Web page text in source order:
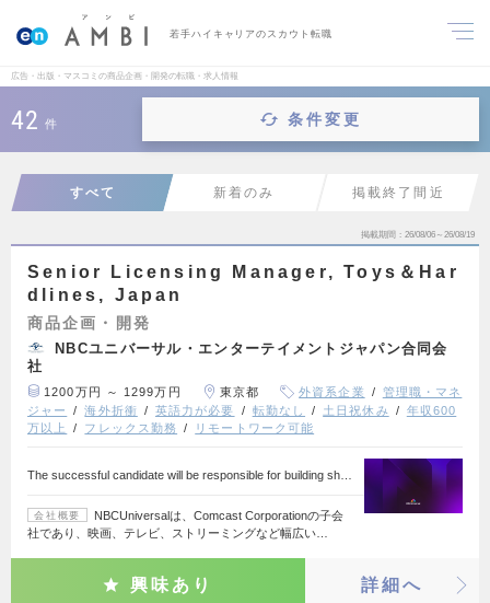
若手ハイキャリアのスカウト転職
広告・出版・マスコミの商品企画・開発の転職・求人情報
42 件 条件変更
すべて 新着のみ 掲載終了間近
掲載期間 26/08/06～26/08/19
Senior Licensing Manager, Toys＆Har
dlines, Japan
商品企画・開発
NBCユニバーサル・エンターテイメントジャパン合同会
社
1200万円 ～ 1299万円 東京都 外資系企業
管理職・マネ
ジャー
海外折衝 英語力が必要 転勤なし 土日祝休み
年収600
万以上
フレックス勤務 リモートワーク可能
The successful candidate will be responsible for building sh…
会社概要
NBCUniversalは、Comcast Corporationの子会
社であり、映画、テレビ、ストリーミングなど幅広い…
興味あり 詳細へ